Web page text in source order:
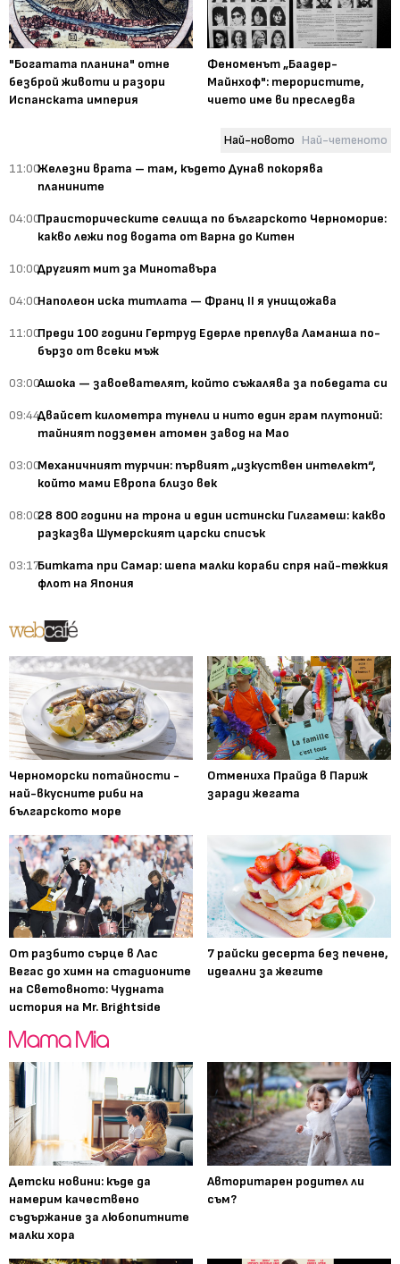
"Богатата планина" отне
безброй животи и разори
Испанската империя
Феноменът „Баадер-
Майнхоф": терористите,
чието име ви преследва
Най-новото Най-четеното
11:00Железни врата – там, където Дунав покорява
планините
04:00Праисторическите селища по българското Черноморие:
какво лежи под водата от Варна до Китен
10:00Другият мит за Минотавъра
04:00Наполеон иска титлата — Франц II я унищожава
11:00Преди 100 години Гертруд Едерле преплува Ламанша по-
бързо от всеки мъж
03:00Ашока — завоевателят, който съжалява за победата си
09:44Двайсет километра тунели и нито един грам плутоний:
тайният подземен атомен завод на Мао
03:00Механичният турчин: първият „изкуствен интелект“,
който мами Европа близо век
08:0028 800 години на трона и един истински Гилгамеш: какво
разказва Шумерският царски списък
03:17Битката при Самар: шепа малки кораби спря най-тежкия
флот на Япония
Черноморски потайности -
най-вкусните риби на
българското море
Отмениха Прайда в Париж
заради жегата
От разбито сърце в Лас
Вегас до химн на стадионите
на Световното: Чудната
история на Mr. Brightside
7 райски десерта без печене,
идеални за жегите
Детски новини: къде да
намерим качествено
съдържание за любопитните
малки хора
Авторитарен родител ли
съм?